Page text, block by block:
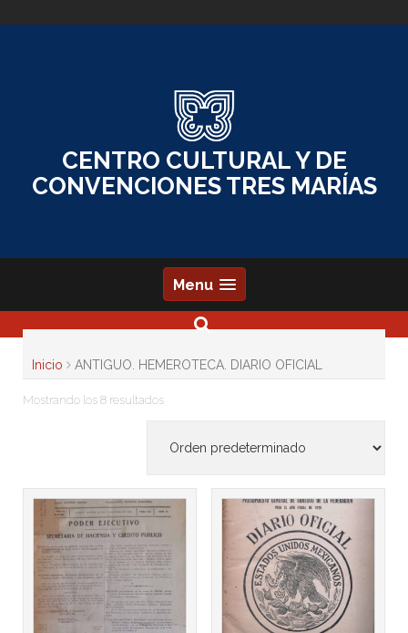
to
CENTRO CULTURAL Y DE
CONVENCIONES TRES MARÍAS
Menu
Inicio ANTIGUO. HEMEROTECA. DIARIO OFICIAL
Mostrando los 8 resultados